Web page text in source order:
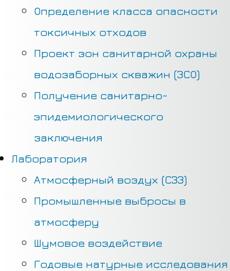
Определение класса опасности
токсичных отходов
Проект зон санитарной охраны
водозаборных скважин (ЗСО)
Получение санитарно-
эпидемиологического
заключения
Лаборатория
Атмосферный воздух (СЗЗ)
Промышленные выбросы в
атмосферу
Шумовое воздействие
Годовые натурные исследования